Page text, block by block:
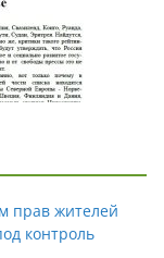
прав жителей
контроль